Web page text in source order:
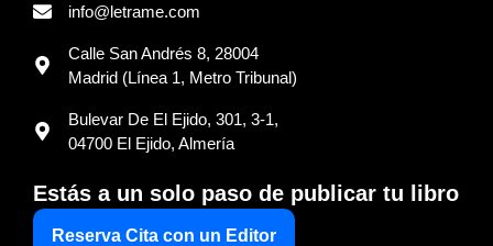
info@letrame.com
Calle San Andrés 8, 28004
Madrid (Línea 1, Metro Tribunal)
Bulevar De El Ejido, 301, 3-1,
04700 El Ejido, Almería
Estás a un solo paso de publicar tu libro
Reserva Cita con un Editor